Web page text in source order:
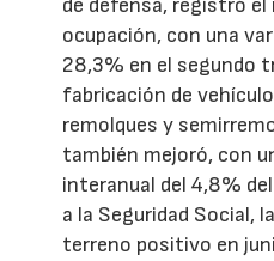
de defensa, registró
ocupación, con una
28,3% en el segundo
fabricación de
remolques y
también mejoró, con
interanual del 4,8%
a la Seguridad Social,
terreno positivo en